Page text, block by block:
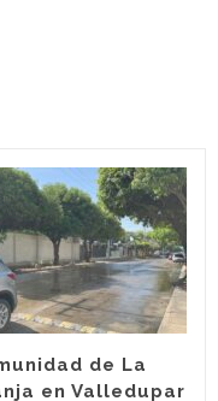
de La
en Valledupar